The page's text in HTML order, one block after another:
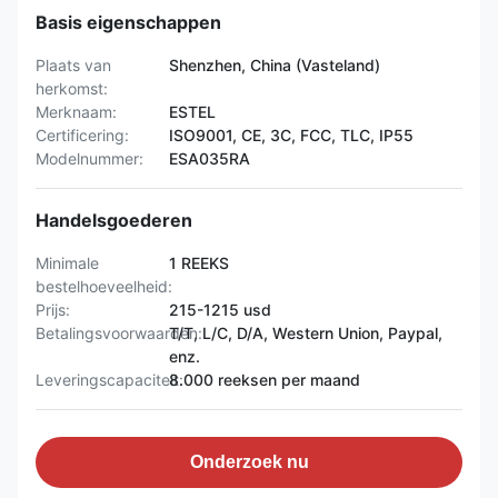
Basis eigenschappen
Plaats van
herkomst:
Shenzhen, China (Vasteland)
Merknaam:
ESTEL
Certificering:
ISO9001, CE, 3C, FCC, TLC, IP55
Modelnummer:
ESA035RA
Handelsgoederen
Minimale
bestelhoeveelheid:
1 REEKS
Prijs:
215-1215 usd
Betalingsvoorwaarden:T/T, L/C, D/A, Western Union, Paypal,
enz.
Leveringscapaciteit:8.000 reeksen per maand
Onderzoek nu